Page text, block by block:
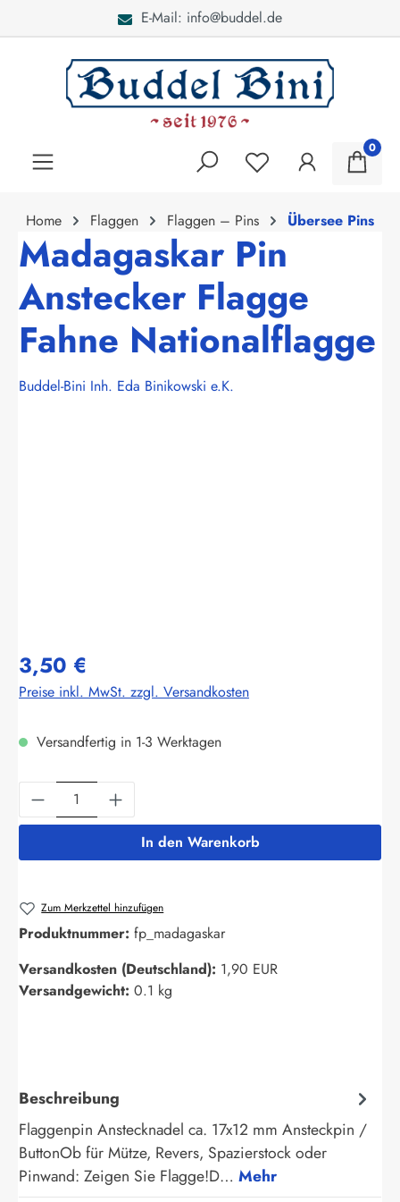
E-Mail: info@buddel.de
0
Home Flaggen Flaggen – Pins Übersee Pins
Madagaskar Pin
Anstecker Flagge
Fahne Nationalflagge
Buddel-Bini Inh. Eda Binikowski e.K.
3,50 €
Preise inkl. MwSt. zzgl. Versandkosten
Versandfertig in 1-3 Werktagen
Produkt Anzahl: Gib den gewünschten
In den Warenkorb
Zum Merkzettel hinzufügen
Produktnummer: fp_madagaskar
Versandkosten (Deutschland): 1,90 EUR
Versandgewicht: 0.1 kg
Beschreibung
Flaggenpin Anstecknadel ca. 17x12 mm Ansteckpin /
ButtonOb für Mütze, Revers, Spazierstock oder
Pinwand: Zeigen Sie Flagge!D… Mehr